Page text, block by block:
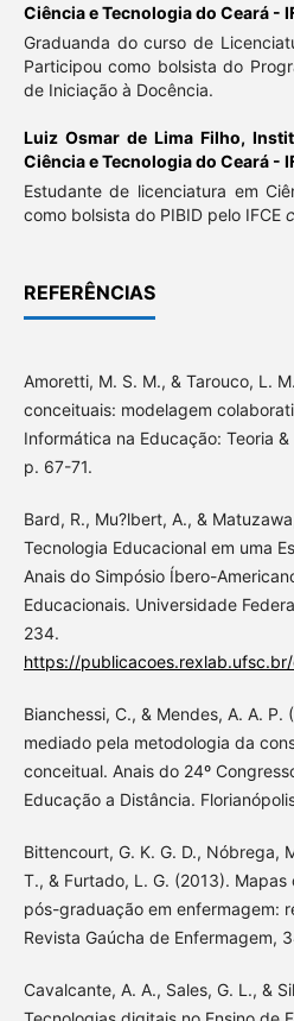
Ciência e Tecnologia do Ceará -
Graduanda do curso de
Participou como bolsista do
de Iniciação à Docência.
Luiz Osmar de Lima Filho,
Ciência e Tecnologia do Ceará -
Estudante de licenciatura em
como bolsista do PIBID pelo IFCE
REFERÊNCIAS
Amoretti, M. S. M., & Tarouco, L.
conceituais: modelagem
Informática na Educação: Teoria
p. 67-71.
Bard, R., Mu?lbert, A., &
Tecnologia Educacional em uma
Anais do Simpósio Íbero-
Educacionais. Universidade
234.
https://
Bianchessi, C., & Mendes, A. A. P.
mediado pela metodologia da
conceitual. Anais do 24º
Educação a Distância.
Bittencourt, G. K. G. D., Nóbrega,
T., & Furtado, L. G. (2013).
pós-graduação em enfermagem:
Revista Gaúcha de Enfermagem,
Cavalcante, A. A., Sales, G. L., &